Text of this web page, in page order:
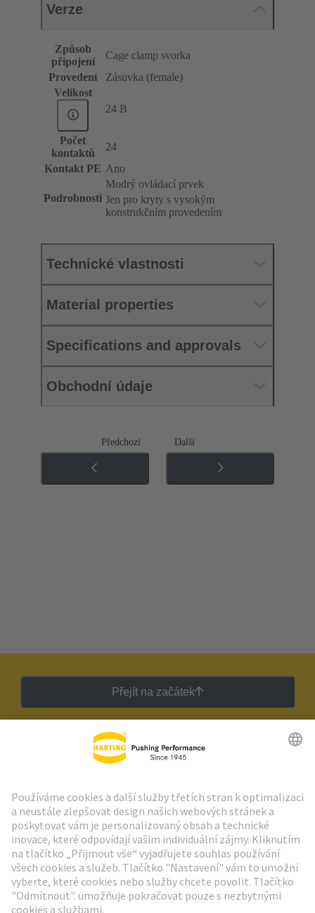
Verze
Způsob
připojení
Cage clamp svorka
Provedení
Zásuvka (female)
Velikost
24 B
Počet
kontaktů
24
Kontakt PE Ano
Podrobnosti
Modrý ovládací prvek
Jen pro kryty s vysokým
konstrukčním provedením
Technické vlastnosti
Material properties
Specifications and approvals
Obchodní údaje
Předchozí Další
Přejít na začátek
Zpravodaj HARTING
Přejít na registraci
Social Media